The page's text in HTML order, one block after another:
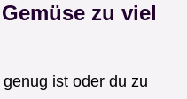
zu viel
ist oder du zu